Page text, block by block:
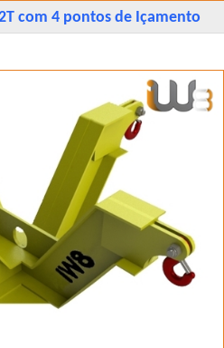
com 4 pontos de Içamento